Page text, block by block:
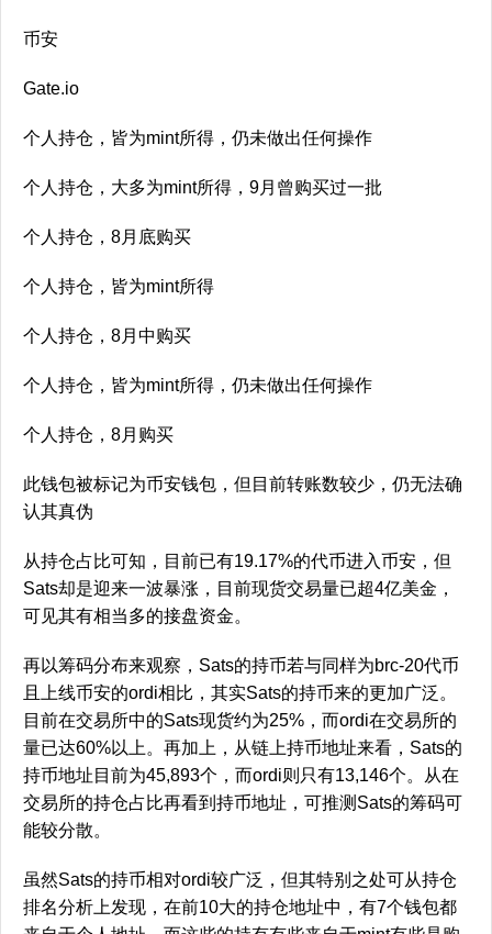
币安
Gate.io
个人持仓，皆为mint所得，仍未做出任何操作
个人持仓，大多为mint所得，9月曾购买过一批
个人持仓，8月底购买
个人持仓，皆为mint所得
个人持仓，8月中购买
个人持仓，皆为mint所得，仍未做出任何操作
个人持仓，8月购买
此钱包被标记为币安钱包，但目前转账数较少，仍无法确
认其真伪
从持仓占比可知，目前已有19.17%的代币进入币安，但
Sats却是迎来一波暴涨，目前现货交易量已超4亿美金，
可见其有相当多的接盘资金。
再以筹码分布来观察，Sats的持币若与同样为brc-20代币
且上线币安的ordi相比，其实Sats的持币来的更加广泛。
目前在交易所中的Sats现货约为25%，而ordi在交易所的
量已达60%以上。再加上，从链上持币地址来看，Sats的
持币地址目前为45,893个，而ordi则只有13,146个。从在
交易所的持仓占比再看到持币地址，可推测Sats的筹码可
能较分散。
虽然Sats的持币相对ordi较广泛，但其特别之处可从持仓
排名分析上发现，在前10大的持仓地址中，有7个钱包都